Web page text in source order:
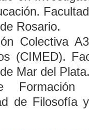
Rosario.
Colectiva
(CIMED).
Mar del
Formación
de Filosofía